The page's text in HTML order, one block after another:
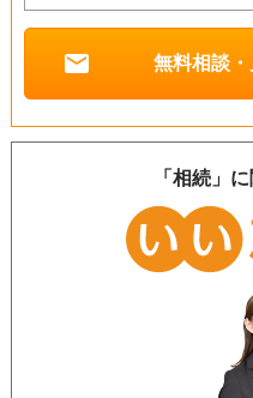
mail 無料相談
「相続」